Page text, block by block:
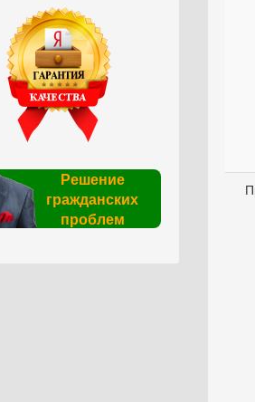
Решение
гражданских
проблем